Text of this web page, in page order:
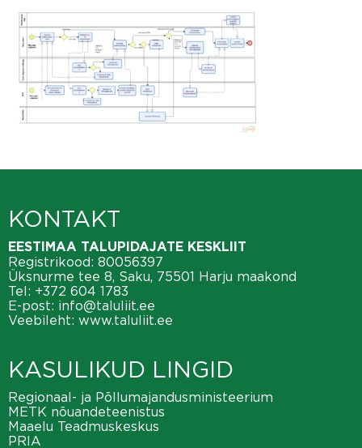
KONTAKT
EESTIMAA TALUPIDAJATE KESKLIIT
Registrikood: 80056397
Üksnurme tee 8, Saku, 75501 Harju maakond
Tel: +372 604 1783
E-post: info@taluliit.ee
Veebileht: www.taluliit.ee
KASULIKUD LINGID
Regionaal- ja Põllumajandusministeerium
METK nõuandeteenistus
Maaelu Teadmuskeskus
PRIA